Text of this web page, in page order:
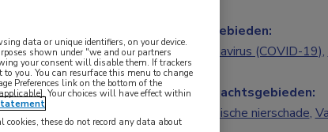
3,2 miljoen
collega’s, ruim
van
Vakgebieden:
Coronavirus (COVID-19),
Aandachtsgebieden:
Chronische nierschade,
data or unique identifiers, on your device.
shown under "we and our partners
your consent will disable them. If trackers
you. You can resurface this menu to change
Preferences link on the bottom of the
Your choices will have effect within
these do not record any data about